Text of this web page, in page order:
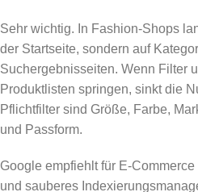
Sehr wichtig. In Fashion-Shops
der Startseite, sondern auf
Suchergebnisseiten. Wenn Filter
Produktlisten springen, sinkt die
Pflichtfilter sind Größe, Farbe,
und Passform.
Google empfiehlt für E-
und sauberes